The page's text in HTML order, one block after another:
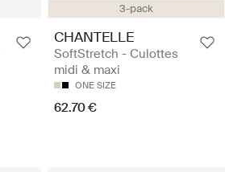
3-pack
CHANTELLE
SoftStretch - Culottes
midi & maxi
ONE SIZE
62.70 €